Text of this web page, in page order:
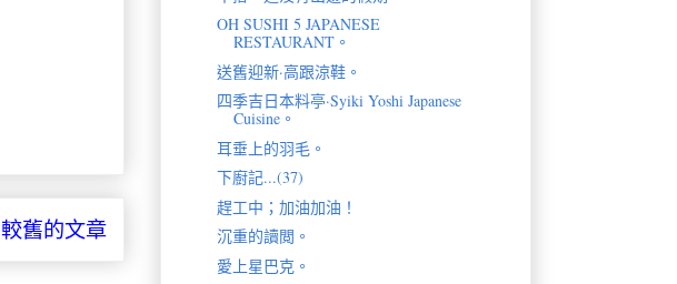
較舊的文章
OH SUSHI 5 JAPANESE
RESTAURANT。
送舊迎新·高跟涼鞋。
四季吉日本料亭·Syiki Yoshi Japanese
Cuisine。
耳垂上的羽毛。
下廚記...(37)
趕工中；加油加油！
沉重的讀閲。
愛上星巴克。